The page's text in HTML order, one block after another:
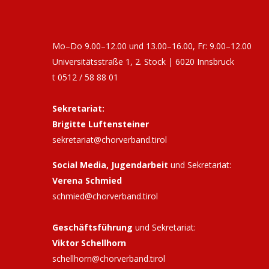
20. September 2026 Sonntag
10:00
Oswald Milser Männerchor:
13:00
„TatääTatää": Ein Fest am Platz -
Glory
25. September 2026
10:00
Fachtagung Singen mit Kindern &
Jugendlichen
26. September 2026
Mo–Do 9.00–12.00 und 13.00–16.00, Fr: 9.00–12.00
Universitätsstraße 1, 2. Stock | 6020 Innsbruck
t 0512 / 58 88 01
Sekretariat:
Brigitte Luftensteiner
sekretariat@chorverband.tirol
Social Media, Jugendarbeit und Sekretariat:
Verena Schmied
schmied@chorverband.tirol
Geschäftsführung und Sekretariat:
Viktor Schellhorn
schellhorn@chorverband.tirol